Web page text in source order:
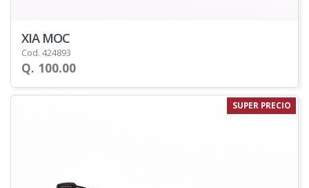
XIA MOC
Cod. 424893
Q. 100.00
SUPER PRECIO